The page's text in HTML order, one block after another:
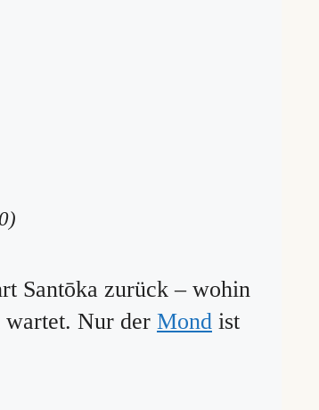
Santōka zurück – wohin
wartet. Nur der Mond ist